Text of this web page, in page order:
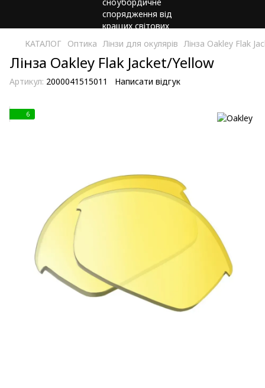
КАТАЛОГ Оптика Лінзи для окулярів Лінза Oakley Flak
Лінза Oakley Flak Jacket/Yellow
Артикул: 2000041515011 Написати відгук
6